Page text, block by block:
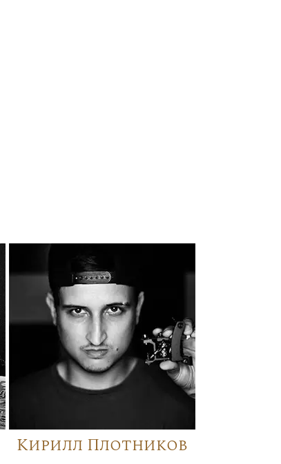
Кирилл Плотников